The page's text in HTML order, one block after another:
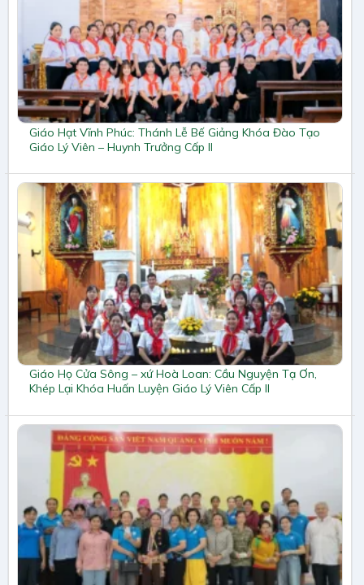
Giáo Hạt Vĩnh Phúc: Thánh Lễ Bế Giảng Khóa Đào Tạo
Giáo Lý Viên – Huynh Trưởng Cấp II
Giáo Họ Cửa Sông – xứ Hoà Loan: Cầu Nguyện Tạ Ơn,
Khép Lại Khóa Huấn Luyện Giáo Lý Viên Cấp II